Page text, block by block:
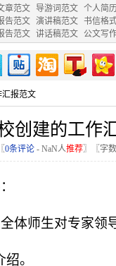
章范文 导游词范文 个人简
告范文 演讲稿范文 书信格
告范文 讲话稿范文 公文写
汇报范文
创建的工作
0条评论 - NaN人推荐〗〖字
体师生对专家领
。